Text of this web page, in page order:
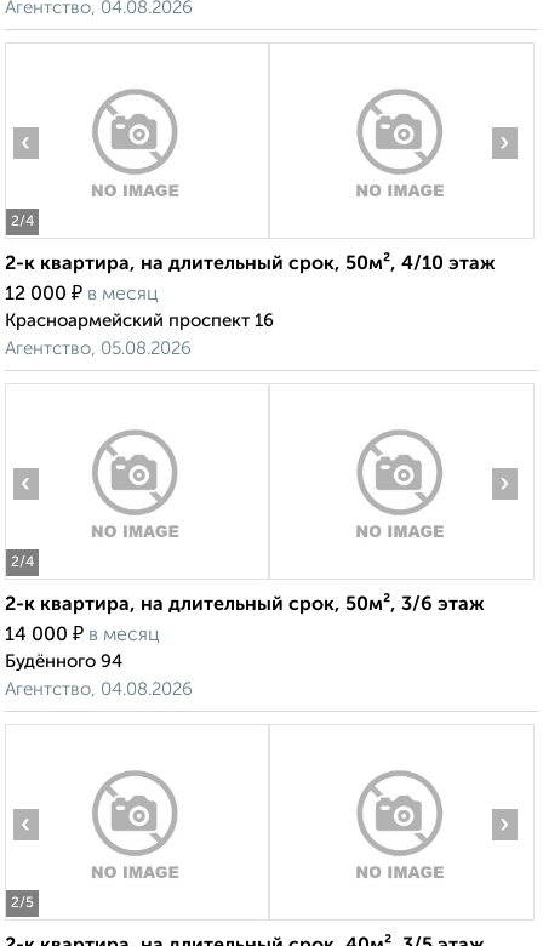
Агентство, 04.08.2026
2/4
‹ ›
2-к квартира, на длительный срок, 50м², 4/10 этаж
12 000 ₽ в месяц
Красноармейский проспект 16
Агентство, 05.08.2026
2/4
‹ ›
2-к квартира, на длительный срок, 50м², 3/6 этаж
14 000 ₽ в месяц
Будённого 94
Агентство, 04.08.2026
2/5
‹ ›